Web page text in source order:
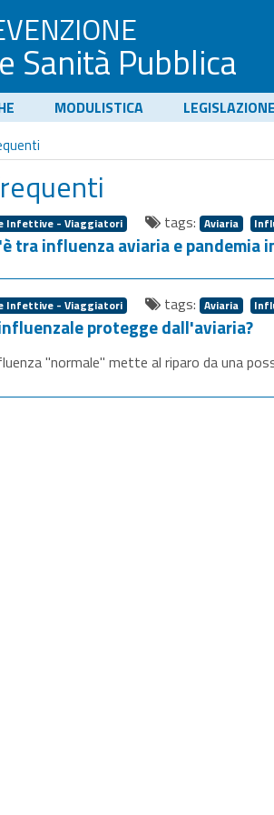
Sanità Pubblica
MODULISTICA LEGISLAZIONE
Infettive - Viaggiatori tags: Aviaria
tra influenza aviaria e pandemia
Infettive - Viaggiatori tags: Aviaria
protegge dall'aviaria?
"normale" mette al riparo da una